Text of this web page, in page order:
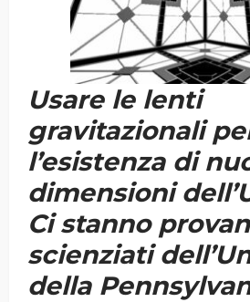
Usare le lenti
gravitazionali
l’esistenza di
dimensioni
Ci stanno
scienziati
della